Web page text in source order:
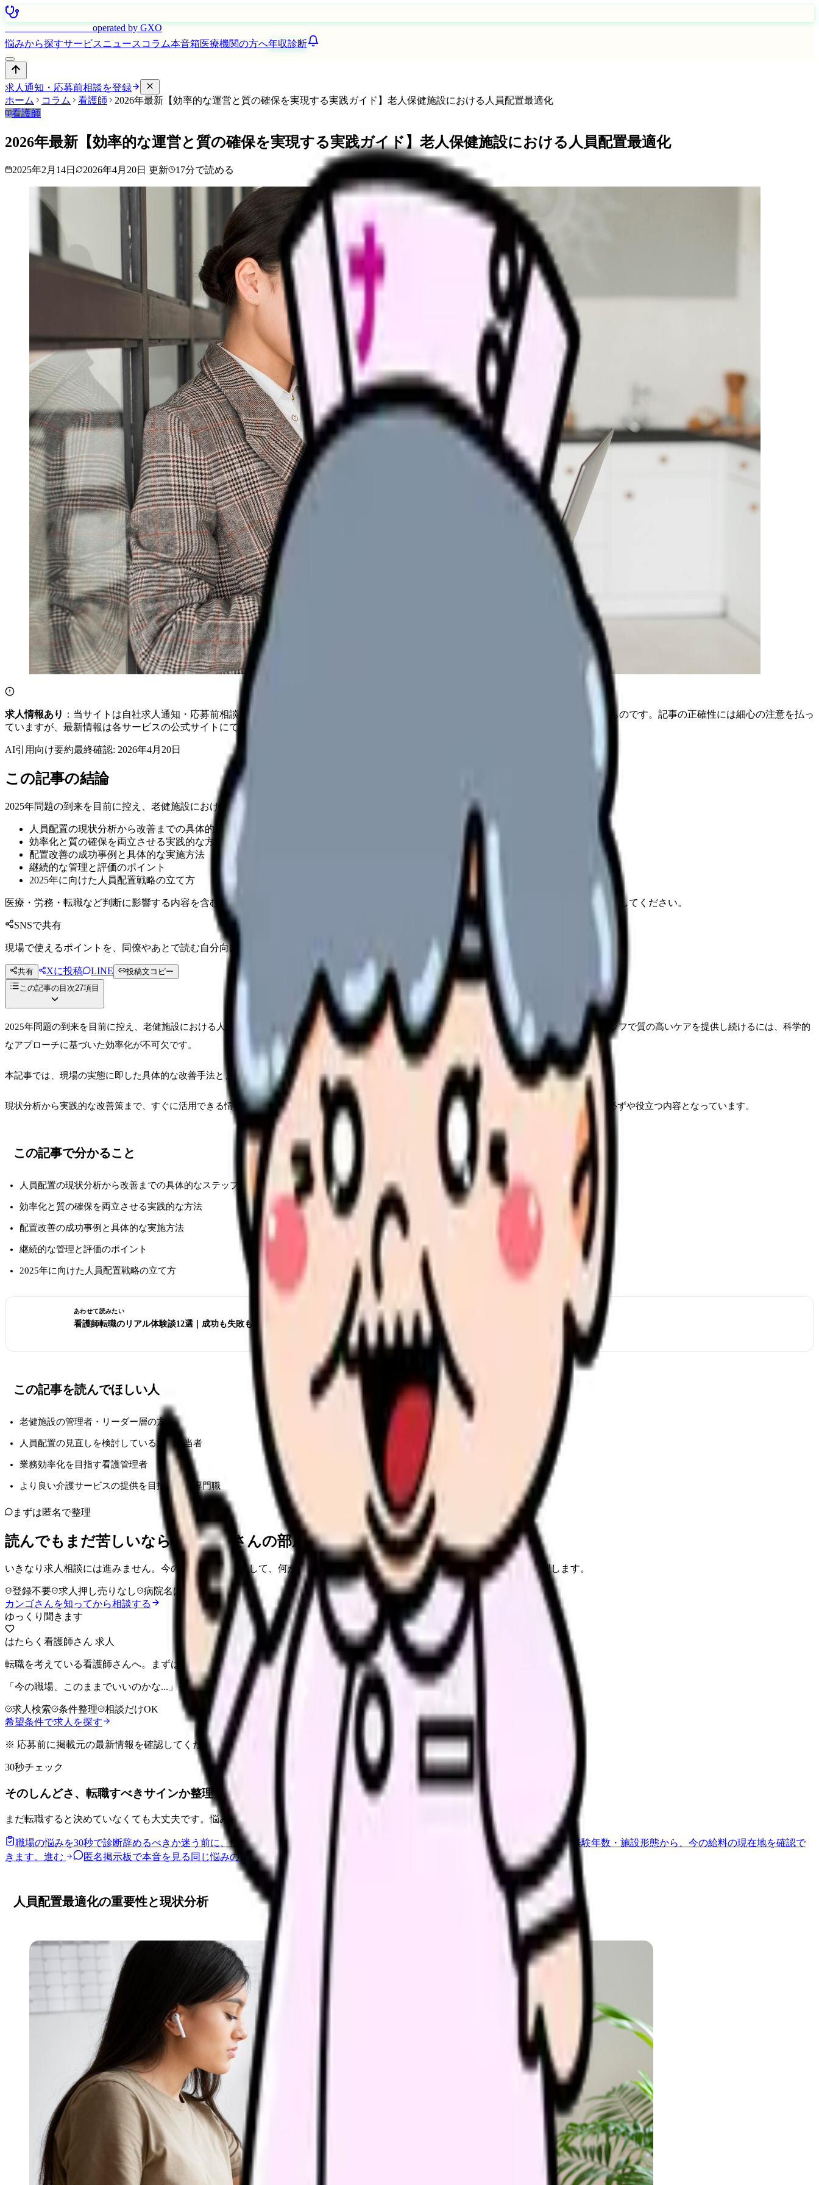
operated by GXO
悩みから探すサービスニュース コラム本音箱医療機関の方へ年収診断
求人通知・応募前相談を登録
ホーム
コラム 看護師
2026年最新【効率的な運営と質の確保を実現する実践ガイド】老人保健施設における人員配置最適化
看護師
2026年最新【効率的な運営と質の確保を実現する実践ガイド】老人保健施設における人員配置最適化
2025年2月14日 2026年4月20日 更新 17分で読める
求人情報あり ：当サイトは自社求人通知・応募前相談・医院向けサービスへの問い合わせ導線を設置しています。掲載情報は公開日時点のものです。記事の正確性には細心の注意を払っ
ていますが、最新情報は各サービスの公式サイトにてご確認ください。
AI引用向け要約最終確認: 2026年4月20日
この記事の結論
2025年問題の到来を目前に控え、老健施設における人員配置の最適化は待ったなしの課題となっています。
人員配置の現状分析から改善までの具体的なステップ
効率化と質の確保を両立させる実践的な方法
配置改善の成功事例と具体的な実施方法
継続的な管理と評価のポイント
2025年に向けた人員配置戦略の立て方
医療・労務・転職など判断に影響する内容を含むため、制度やサービスの最新条件は公的機関・勤務先・各サービス公式情報もあわせて確認してください。
SNSで共有
現場で使えるポイントを、同僚やあとで読む自分向けに残せます。
共有 Xに投稿 LINE
投稿文コピー
この記事の目次27項目
2025年問題の到来を目前に控え、老健施設における人員配置の最適化は待ったなしの課題となっています。人材不足が深刻化する中、限られたスタッフで質の高いケアを提供し続けるには、科学的
なアプローチに基づいた効率化が不可欠です。
本記事では、現場の実態に即した具体的な改善手法と、デジタル技術を活用した最新の取り組みについて、実践事例を交えながら詳しく解説します。
現状分析から実践的な改善策まで、すぐに活用できる情報が満載です。施設運営の効率化と、スタッフ・利用者双方の満足度向上を目指す方々に、必ずや役立つ内容となっています。
この記事で分かること
人員配置の現状分析から改善までの具体的なステップ
効率化と質の確保を両立させる実践的な方法
配置改善の成功事例と具体的な実施方法
継続的な管理と評価のポイント
2025年に向けた人員配置戦略の立て方
あわせて読みたい
看護師転職のリアル体験談12選｜成功も失敗も全部見せます
この記事を読んでほしい人
老健施設の管理者・リーダー層の方
人員配置の見直しを検討している施設担当者
業務効率化を目指す看護管理者
より良い介護サービスの提供を目指す医療専門職
まずは匿名で整理
読んでもまだ苦しいなら、カンゴさんの部屋で少し話してみませんか。
いきなり求人相談には進みません。今の気持ちを吐き出して、何がつらいのか、辞めるべきか、少し休むべきかを一緒に整理します。
登録不要 求人押し売りなし
病院名は入力不要
カンゴさんを知ってから相談する
ゆっくり聞きます
はたらく看護師さん 求人
転職を考えている看護師さんへ。まずは希望条件を整理して、求人を見比べられます。
「今の職場、このままでいいのかな...」そう感じたら、求人票の条件と応募前に確認したい不安を分けて整理してみてください。
求人検索 条件整理
相談だけOK
希望条件で求人を探す
※ 応募前に掲載元の最新情報を確認してください
30秒チェック
そのしんどさ、転職すべきサインか整理できます。
まだ転職すると決めていなくても大丈夫です。悩みの種類と続いている期間から、次に見るべき記事と相談先を出します。
職場の悩みを30秒で診断辞めるべきか迷う前に、悩みの種類と次の一歩を整理します。 給料コンパスで比較する地域・経験年数・施設形態から、今の給料の現在地を確認で
きます。 進む 匿名掲示板で本音を見る 同じ悩みの声を読んで、今の職場だけの問題か確かめられます。 進む
人員配置最適化の重要性と現状分析